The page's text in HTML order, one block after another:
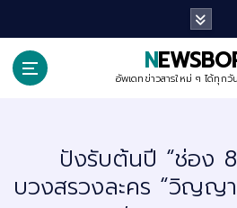
i
อัพเดทข่าวสารใหม่ ๆ ได้ทุก
ปังรับต้นปี “ช่อง
บวงสรวงละคร “วิญ